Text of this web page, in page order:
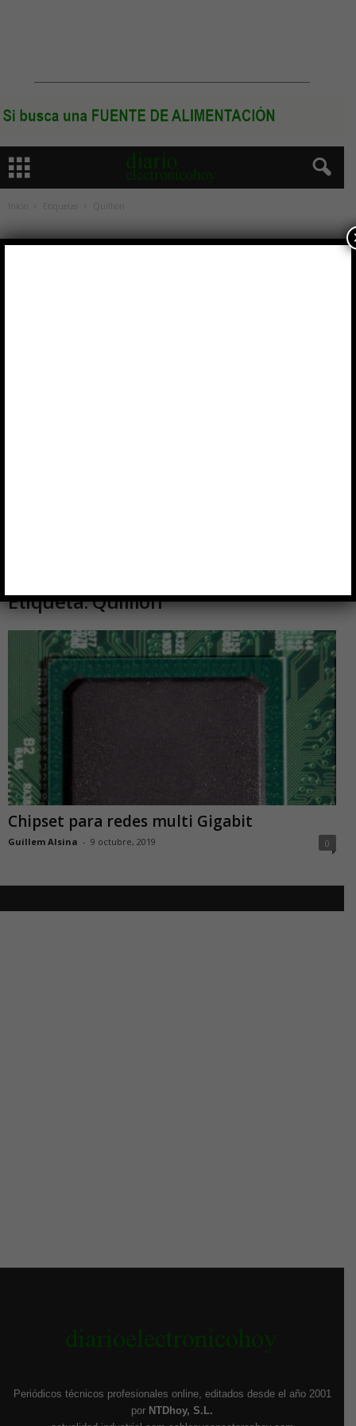
Etiqueta: Quillion
Chipset para redes multi Gigabit
Guillem Alsina - 9 octubre, 2019 0
Periódicos técnicos profesionales online, editados desde el año 2001
por NTDhoy, S.L.